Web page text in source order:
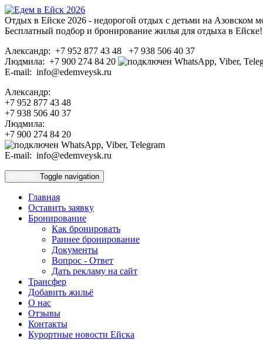
Отдых в Ейске 2026 - недорогой отдых с детьми на Азовском
Бесплатный подбор и бронирование жилья для отдыха в Ейске!
Александр: +7 952 877 43 48 +7 938 506 40 37
Людмила: +7 900 274 84 20
E-mail: info@edemveysk.ru
Александр:
+7 952 877 43 48
+7 938 506 40 37
Людмила:
+7 900 274 84 20
E-mail: info@edemveysk.ru
Toggle navigation
Главная
Оставить заявку
Бронирование
Как бронировать
Раннее бронирование
Документы
Вопрос - Ответ
Дать рекламу на сайт
Трансфер
Добавить жильё
О нас
Отзывы
Контакты
Курортные новости Ейска